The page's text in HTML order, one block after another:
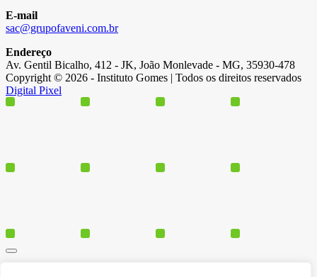
E-mail
sac@grupofaveni.com.br
Endereço
Av. Gentil Bicalho, 412 - JK, João Monlevade - MG, 35930-478
Copyright © 2026 - Instituto Gomes | Todos os direitos reservados
Digital Pixel